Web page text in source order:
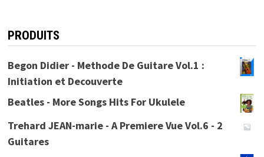
PRODUITS
Begon Didier - Methode De Guitare Vol.1 :
Initiation et Decouverte
Beatles - More Songs Hits For Ukulele
Trehard JEAN-marie - A Premiere Vue Vol.6 - 2
Guitares